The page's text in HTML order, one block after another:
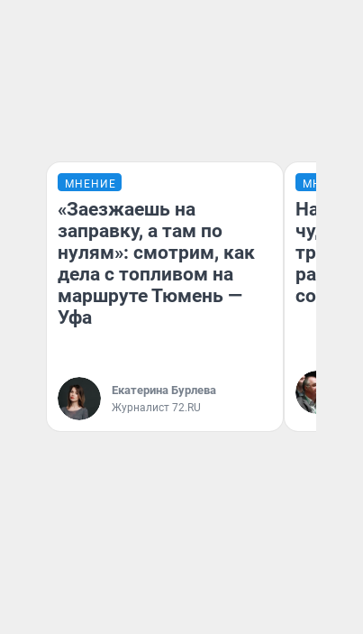
МНЕНИЕ
«Заезжаешь на
заправку, а там по
нулям»: смотрим, как
дела с топливом на
маршруте Тюмень —
Уфа
Екатерина Бурлева
Журналист 72.RU
МНЕНИЕ
чудом